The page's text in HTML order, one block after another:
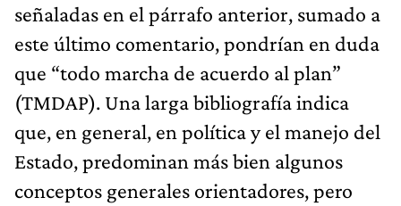
señaladas en el párrafo anterior, sumado a
este último comentario, pondrían en duda
que “todo marcha de acuerdo al plan”
(TMDAP). Una larga bibliografía indica
que, en general, en política y el manejo del
Estado, predominan más bien algunos
conceptos generales orientadores, pero